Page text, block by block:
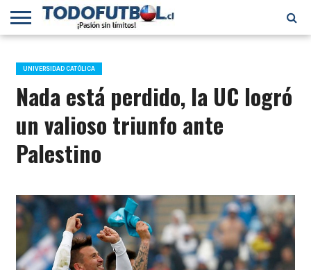
PRIMERA
B
SELECCIÓN
CHILENA
CHILENOS
EN EL
MUNDO
FÚTBOL
INTERNACIONAL
UNIVERSIDAD CATÓLICA
Nada está perdido, la UC logró
un valioso triunfo ante
Palestino